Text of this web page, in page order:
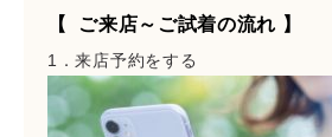
【 ご来店～ご試着の流れ 】
1．来店予約をする